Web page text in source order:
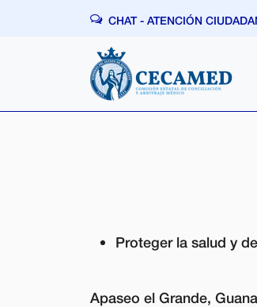
CHAT - ATENCIÓN
Proteger la salud y
Apaseo el Grande,